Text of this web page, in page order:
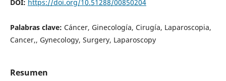
DOI: https://doi.org/10.51288/00850204
Palabras clave: Cáncer, Ginecología, Cirugía, Laparoscopia,
Cancer,, Gynecology, Surgery, Laparoscopy
Resumen